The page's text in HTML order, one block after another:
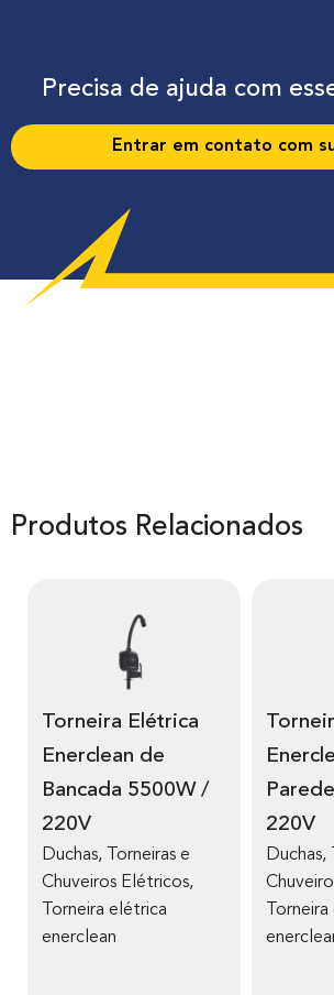
Precisa de ajuda com
Entrar em contato com
Produtos Relacionados
Torneira Elétrica
Enerclean de
Bancada 5500W /
220V
Duchas, Torneiras e
Chuveiros Elétricos,
Torneira elétrica
enerclean
Torneira Elétrica
220V
Duchas,